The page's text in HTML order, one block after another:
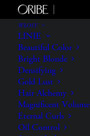
WŁOSY
LINIE
Beautiful Color
Bright Blonde
Densifying
Gold Lust
Hair Alchemy
Magnificent Volume
Eternal Curls
Oil Control